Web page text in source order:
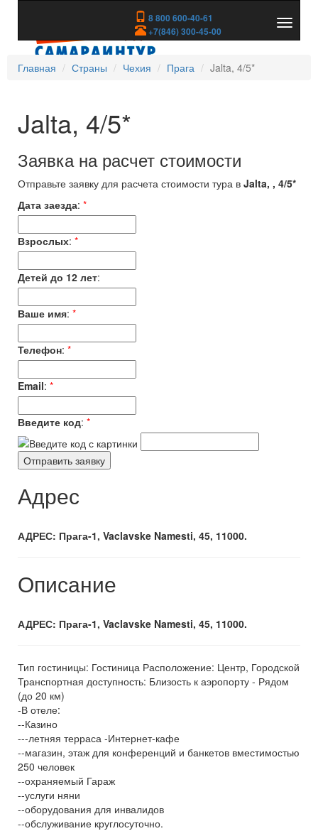
8 800 600-40-61
+7(846) 300-45-00
скрыть
Главная
Страны Чехия Прага Jalta, 4/5*
Jalta, 4/5*
Заявка на расчет стоимости
Отправьте заявку для расчета стоимости тура в Jalta, , 4/5*
Дата заезда: *
Взрослых: *
Детей до 12 лет:
Ваше имя: *
Телефон: *
Email: *
Введите код: *
Адрес
АДРЕС: Прага-1, Vaclavske Namesti, 45, 11000.
Описание
АДРЕС: Прага-1, Vaclavske Namesti, 45, 11000.
Тип гостиницы: Гостиница Расположение: Центр, Городской
Транспортная доступность: Близость к аэропорту - Рядом
(до 20 км)
-В отеле:
--Казино
---летняя терраса -Интернет-кафе
--магазин, этаж для конференций и банкетов вместимостью
250 человек
--охраняемый Гараж
--услуги няни
--оборудования для инвалидов
--обслуживание круглосуточно.